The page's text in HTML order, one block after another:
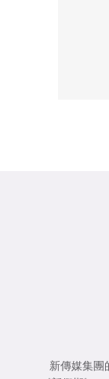
新傳媒集團